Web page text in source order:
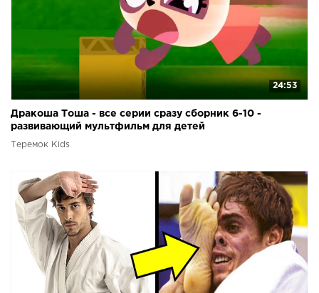
24:53
Дракоша Тоша - все серии сразу сборник 6-10 -
развивающий мультфильм для детей
Теремок Kids